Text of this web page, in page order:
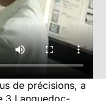
de précisions, a
3 Languedoc-